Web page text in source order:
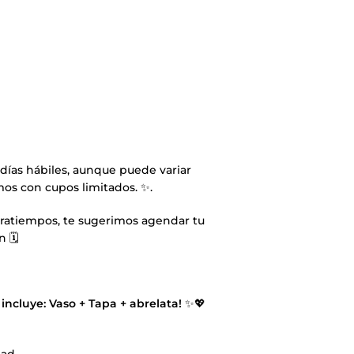
hábiles, aunque puede variar
con cupos limitados. ✨.
te sugerimos agendar tu
🗓️
Vaso + Tapa + abrelata! ✨💖